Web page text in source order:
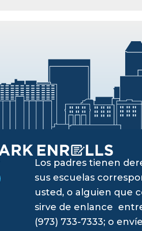
Los padres tienen
sus escuelas
usted, o alguien que
sirve de enlance
(973) 733-7333; o